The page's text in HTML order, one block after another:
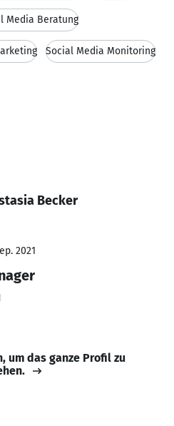
Media Beratung
Social Media Monitoring
Becker
2021
um das ganze Profil zu